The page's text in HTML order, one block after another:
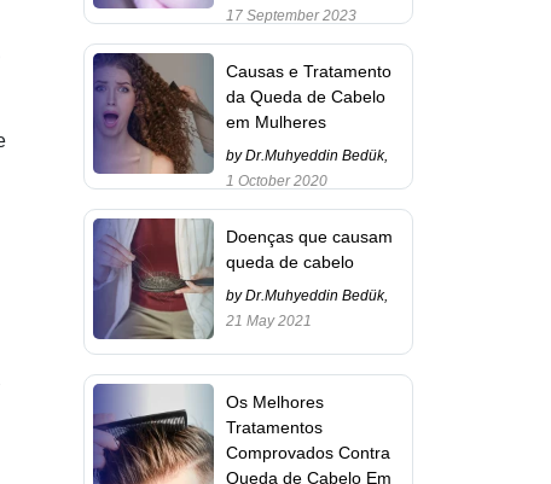
17 September 2023
Causas e Tratamento
da Queda de Cabelo
em Mulheres
by Dr.Muhyeddin Bedük,
1 October 2020
Doenças que causam
queda de cabelo
by Dr.Muhyeddin Bedük,
21 May 2021
Os Melhores
Tratamentos
Comprovados Contra
Queda de Cabelo Em